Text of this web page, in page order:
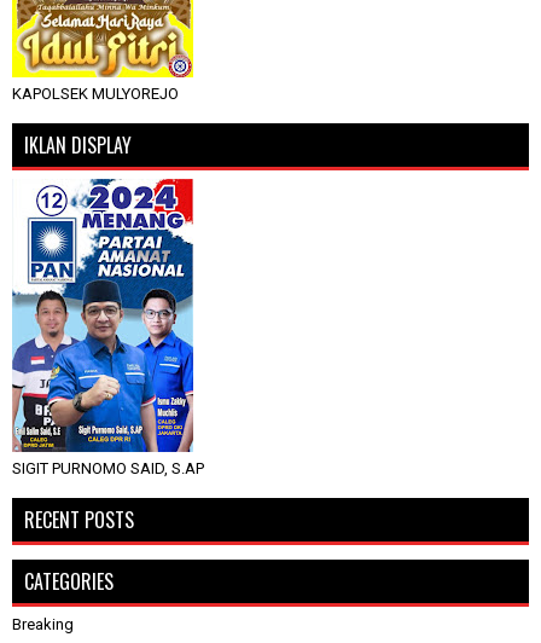
KAPOLSEK MULYOREJO
IKLAN DISPLAY
SIGIT PURNOMO SAID, S.AP
RECENT POSTS
CATEGORIES
Breaking